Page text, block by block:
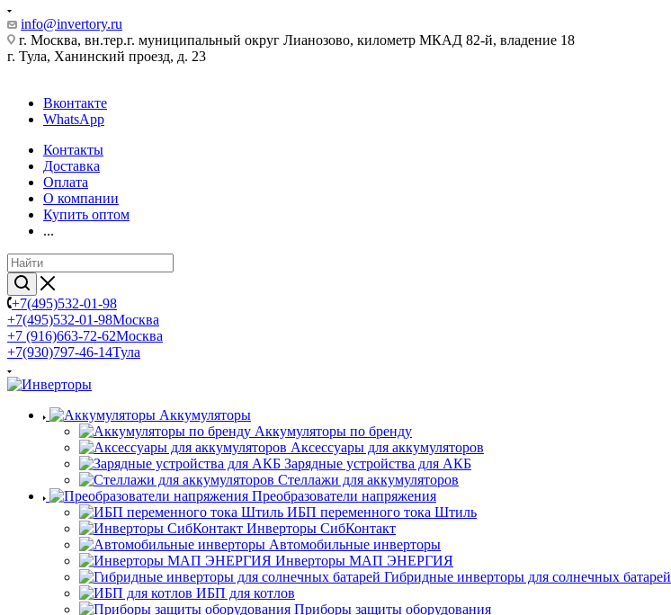
info@invertory.ru
г. Москва, вн.тер.г. муниципальный округ Лианозово, километр МКАД 82-й, владение 18
г. Тула, Ханинский проезд, д. 23
Вконтакте
WhatsApp
Контакты
Доставка
Оплата
О компании
Купить оптом
...
+7(495)532-01-98
+7(495)532-01-98Москва
+7 (916)663-72-62Москва
+7(930)797-46-14Тула
Аккумуляторы
Аккумуляторы по бренду
Аксессуары для аккумуляторов
Зарядные устройства для АКБ
Стеллажи для аккумуляторов
Преобразователи напряжения
ИБП переменного тока Штиль
Инверторы СибКонтакт
Автомобильные инверторы
Инверторы МАП ЭНЕРГИЯ
Гибридные инверторы для солнечных батарей
ИБП для котлов
Приборы защиты оборудования